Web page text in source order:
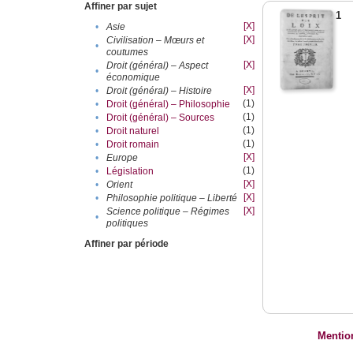
Affiner par sujet
•
Asie
[X]
•
Civilisation – Mœurs et
coutumes
[X]
•
Droit (général) – Aspect
économique
[X]
• Droit (général) – Histoire
[X]
•
Droit (général) – Philosophie
(1)
•
Droit (général) – Sources
(1)
•
Droit naturel
(1)
•
Droit romain
(1)
•
Europe
[X]
•
Législation
(1)
•
Orient
[X]
•
Philosophie politique – Liberté
[X]
•
Science politique – Régimes
politiques
[X]
Affiner par période
1